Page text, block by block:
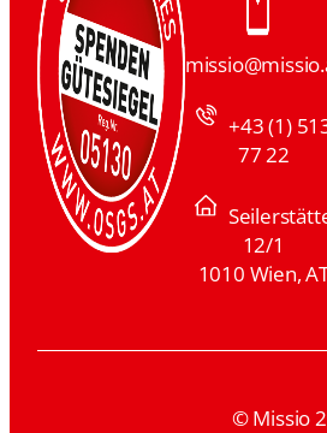
+43 (1)
77 22
12/1
1010 Wien,
© Missio